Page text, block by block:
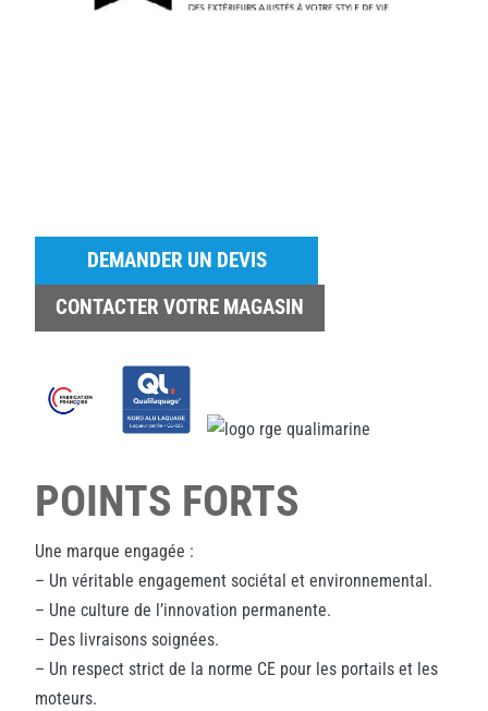
DEMANDER UN DEVIS
CONTACTER VOTRE MAGASIN
POINTS FORTS
Une marque engagée :
– Un véritable engagement sociétal et environnemental.
– Une culture de l’innovation permanente.
– Des livraisons soignées.
– Un respect strict de la norme CE pour les portails et les
moteurs.